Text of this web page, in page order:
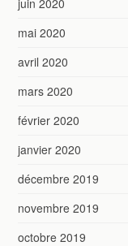
mai 2020
avril 2020
mars 2020
février 2020
janvier 2020
décembre 2019
novembre 2019
octobre 2019